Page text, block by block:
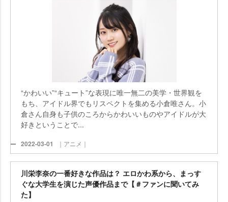
“かわいい”“キュート”な表現に唯一無二の美学・世界観を
もち、アイドル界でもリスペクトを集める小倉唯さん。小
倉さん自身も子供のころからかわいいものやアイドルが大
好きということで...
2022-03-01 ｜アニメ｜
川栄李奈の一番好きな作品は？ エロかわ系から、まっす
ぐな大学生を演じた声優作品まで【＃ファンに聞いてみ
た】